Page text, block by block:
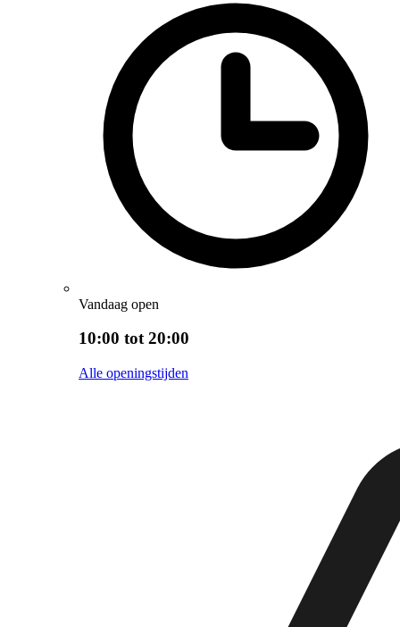
Vandaag open
10:00 tot 20:00
Alle openingstijden